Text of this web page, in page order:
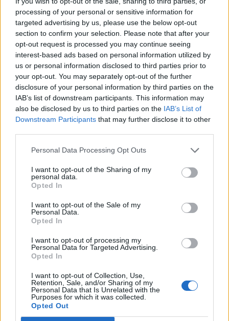
processing of your personal or sensitive information for
targeted advertising by us, please use the below opt-out
section to confirm your selection. Please note that after your
opt-out request is processed you may continue seeing
interest-based ads based on personal information utilized by
us or personal information disclosed to third parties prior to
your opt-out. You may separately opt-out of the further
disclosure of your personal information by third parties on the
IAB’s list of downstream participants. This information may
also be disclosed by us to third parties on the IAB’s List of
Downstream Participants that may further disclose it to other
Personal Data Processing Opt Outs
I want to opt-out of the Sharing of my
personal data.
Opted In
I want to opt-out of the Sale of my
Personal Data.
Opted In
I want to opt-out of processing my
Personal Data for Targeted Advertising.
Opted In
I want to opt-out of Collection, Use,
Retention, Sale, and/or Sharing of my
Personal Data that Is Unrelated with the
Purposes for which it was collected.
Opted Out